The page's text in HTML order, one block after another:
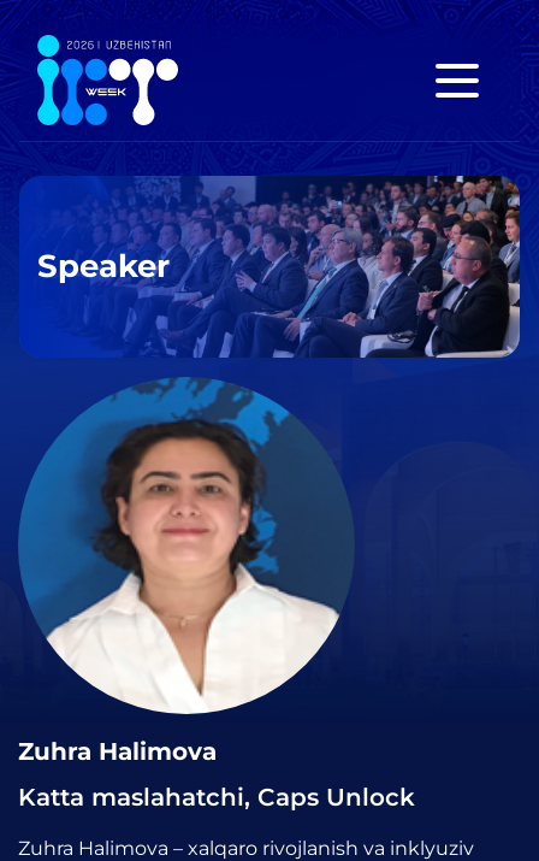
Speaker
Zuhra Halimova
Katta maslahatchi, Caps Unlock
Zuhra Halimova – xalqaro rivojlanish va inklyuziv